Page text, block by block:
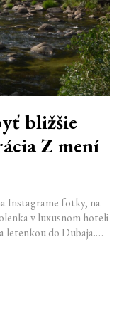
bližšie
Z mení
Instagrame fotky, na
v luxusnom hoteli
letenkou do Dubaja.
vlakom na